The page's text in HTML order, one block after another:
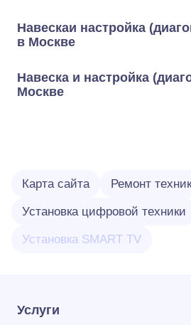
Навескаи настройка
в Москве
Навеска и настройка
Москве
Карта сайта Ремонт
Установка цифровой техники
Установка SMART TV
Услуги